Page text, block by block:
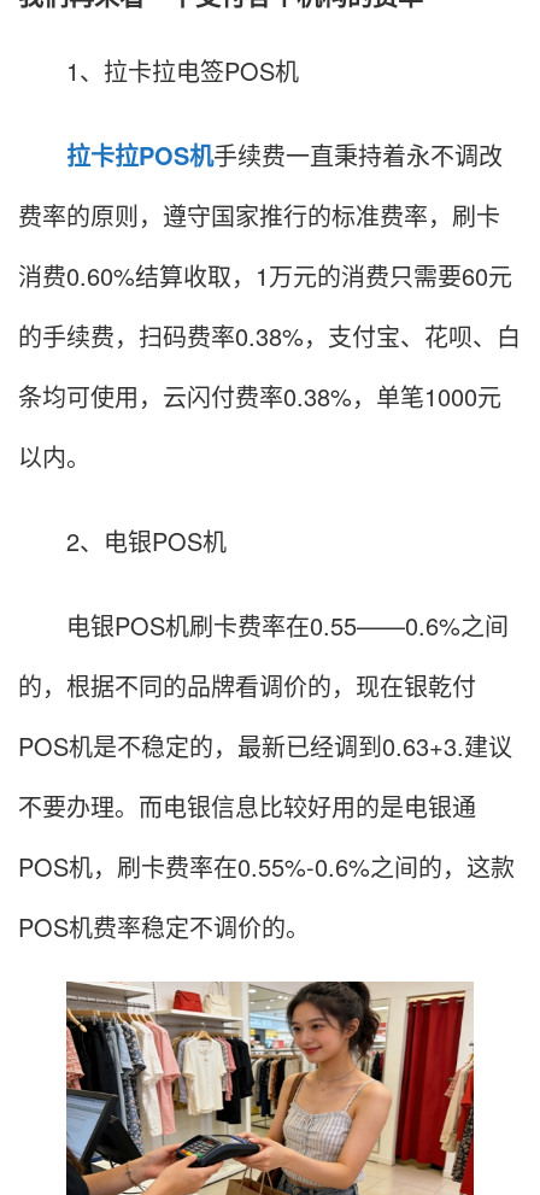
1、拉卡拉电签POS机
拉卡拉POS机手续费一直秉持着永不调改
费率的原则，遵守国家推行的标准费率，刷卡
消费0.60%结算收取，1万元的消费只需要60元
的手续费，扫码费率0.38%，支付宝、花呗、白
条均可使用，云闪付费率0.38%，单笔1000元
以内。
2、电银POS机
电银POS机刷卡费率在0.55——0.6%之间
的，根据不同的品牌看调价的，现在银乾付
POS机是不稳定的，最新已经调到0.63+3.建议
不要办理。而电银信息比较好用的是电银通
POS机，刷卡费率在0.55%-0.6%之间的，这款
POS机费率稳定不调价的。